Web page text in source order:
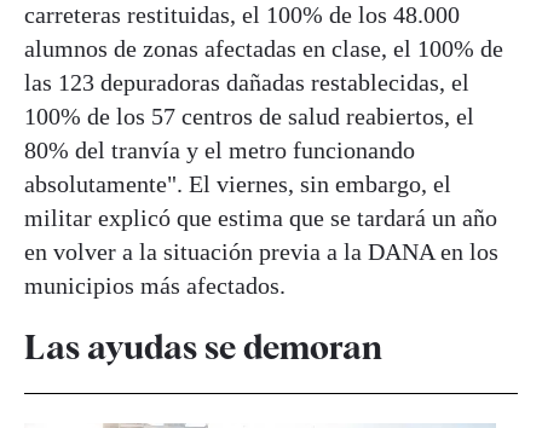
carreteras restituidas, el 100% de los 48.000
alumnos de zonas afectadas en clase, el 100% de
las 123 depuradoras dañadas restablecidas, el
100% de los 57 centros de salud reabiertos, el
80% del tranvía y el metro funcionando
absolutamente". El viernes, sin embargo, el
militar explicó que estima que se tardará un año
en volver a la situación previa a la DANA en los
municipios más afectados.
Las ayudas se demoran